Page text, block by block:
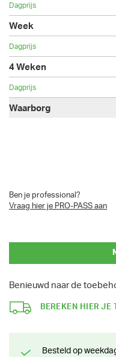
Ben je professional?
Vraag hier je PRO-PASS aan
Benieuwd naar de
BEREKEN HIER JE
Besteld op weekdagen voor 13 uur? Klaar voor